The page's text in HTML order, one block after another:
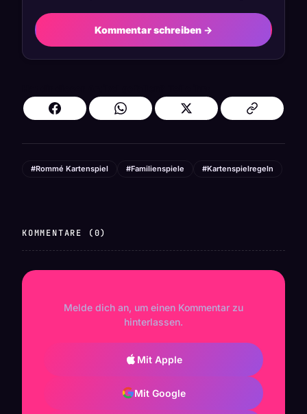
Kommentar schreiben →
#Rommé Kartenspiel #Familienspiele #Kartenspielregeln
KOMMENTARE (0)
Melde dich an, um einen Kommentar zu
hinterlassen.
Mit Apple
Mit Google